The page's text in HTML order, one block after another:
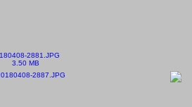
2881.JPG
3.50 MB